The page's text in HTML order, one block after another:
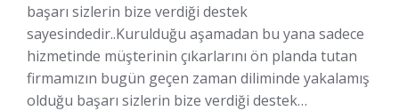
başarı sizlerin bize verdiği destek
sayesindedir..Kurulduğu aşamadan bu yana sadece
hizmetinde müşterinin çıkarlarını ön planda tutan
firmamızın bugün geçen zaman diliminde yakalamış
olduğu başarı sizlerin bize verdiği destek…